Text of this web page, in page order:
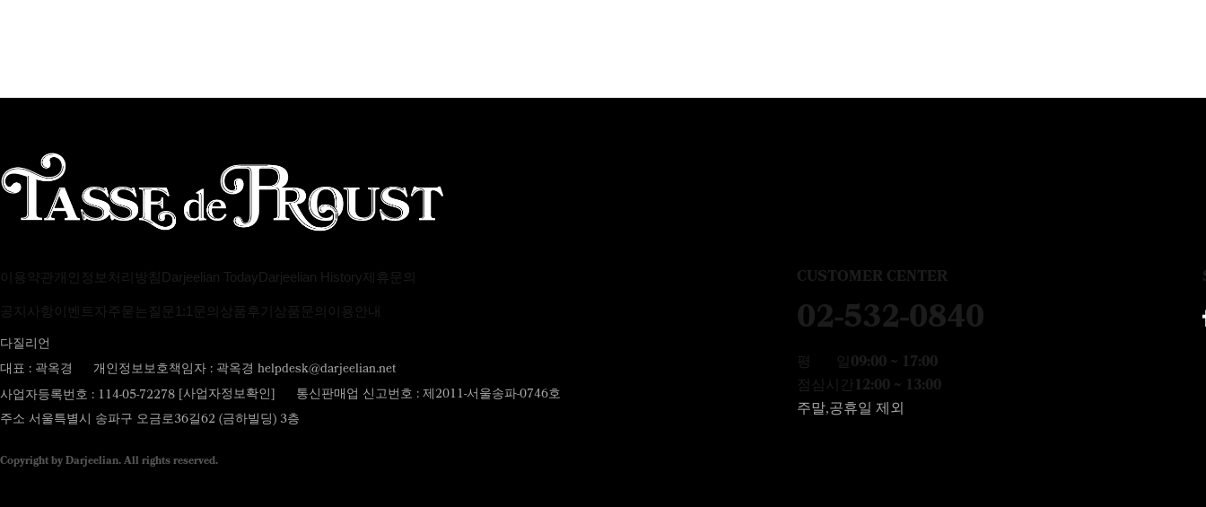
이용약관 개인정보처리방침 Darjeelian TodayDarjeelian History 제휴문의
공지사항 이벤트 자주묻는질문 1:1문의 상품후기 상품문의 이용안내
다질리언
대표 : 곽옥경
개인정보보호책임자 : 곽옥경 helpdesk@darjeelian.net
사업자등록번호 : 114-05-72278 [사업자정보확인]
통신판매업 신고번호 : 제2011-서울송파-0746호
주소 서울특별시 송파구 오금로36길62 (금하빌딩) 3층
Copyright by Darjeelian. All rights reserved.
CUSTOMER CENTER
02-532-0840
평 일09:00 ~ 17:00
점심시간12:00 ~ 13:00
주말,공휴일 제외